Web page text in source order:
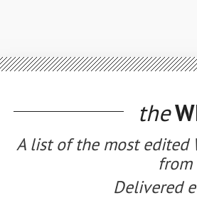
the
A list of the most edited
from
Delivered